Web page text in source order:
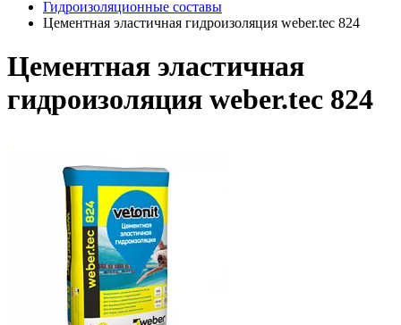
Гидроизоляционные составы
Цементная эластичная гидроизоляция weber.tec 824
Цементная эластичная
гидроизоляция weber.tec 824